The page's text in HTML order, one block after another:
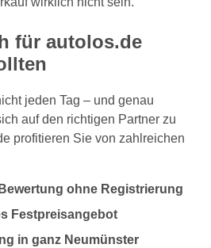
für autolos.de
jeden Tag – und genau
auf den richtigen Partner zu
profitieren Sie von zahlreichen
ohne Registrierung
Festpreisangebot
in ganz Neumünster